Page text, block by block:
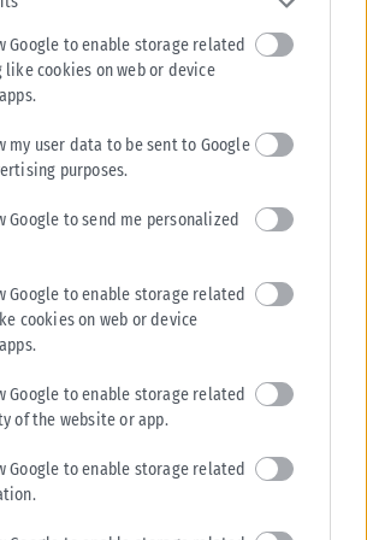
Google to enable storage related
cookies on web or device
my user data to be sent to Google
purposes.
Google to send me personalized
Google to enable storage related
cookies on web or device
Google to enable storage related
of the website or app.
Google to enable storage related
Πρόγραμμα: 350 εκατ. ευρώ για το
Πρόγραμμα «HELLAS-SPACE 2.0», συνολικού
ευρώ, παρουσίασε το υπουργείο Ψηφιακής
31/07/2026